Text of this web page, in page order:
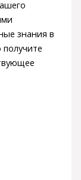
знания в